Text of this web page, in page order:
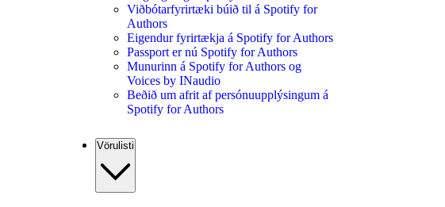
Viðbótarfyrirtæki búið til á Spotify for
Authors
Eigendur fyrirtækja á Spotify for Authors
Passport er nú Spotify for Authors
Munurinn á Spotify for Authors og
Voices by INaudio
Beðið um afrit af persónuupplýsingum á
Spotify for Authors
Vörulisti